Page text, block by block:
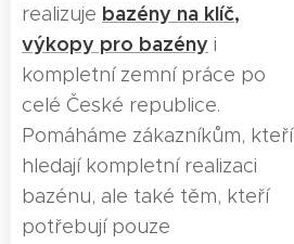
realizuje bazény na klíč,
výkopy pro bazény i
kompletní zemní práce po
celé České republice.
Pomáháme zákazníkům, kteří
hledají kompletní realizaci
bazénu, ale také těm, kteří
potřebují pouze